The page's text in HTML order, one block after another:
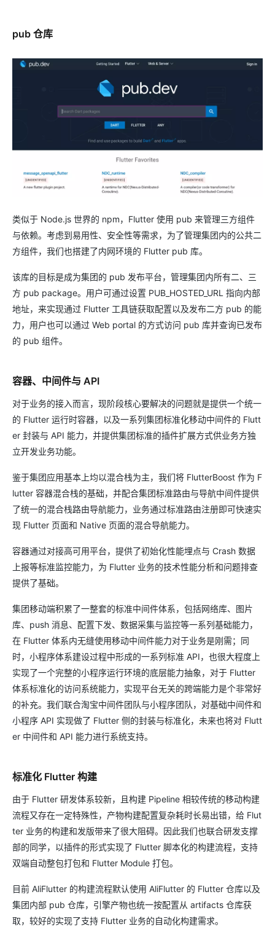
pub 仓库
类似于 Node.js 世界的 npm，Flutter 使用 pub 来管理三方组件
与依赖。考虑到易用性、安全性等需求，为了管理集团内的公共二
方组件，我们也搭建了内网环境的 Flutter pub 库。
该库的目标是成为集团的 pub 发布平台，管理集团内所有二、三
方 pub package。用户可通过设置 PUB_HOSTED_URL 指向内部
地址，来实现通过 Flutter 工具链获取配置以及发布二方 pub 的能
力，用户也可以通过 Web portal 的方式访问 pub 库并查询已发布
的 pub 组件。
容器、中间件与 API
对于业务的接入而言，现阶段核心要解决的问题就是提供一个统一
的 Flutter 运行时容器，以及一系列集团标准化移动中间件的 Flutt
er 封装与 API 能力，并提供集团标准的插件扩展方式供业务方独
立开发业务功能。
鉴于集团应用基本上均以混合栈为主，我们将 FlutterBoost 作为 F
lutter 容器混合栈的基础，并配合集团标准路由与导航中间件提供
了统一的混合栈路由导航能力，业务通过标准路由注册即可快速实
现 Flutter 页面和 Native 页面的混合导航能力。
容器通过对接高可用平台，提供了初始化性能埋点与 Crash 数据
上报等标准监控能力，为 Flutter 业务的技术性能分析和问题排查
提供了基础。
集团移动端积累了一整套的标准中间件体系，包括网络库、图片
库、push 消息、配置下发、数据采集与监控等一系列基础能力，
在 Flutter 体系内无缝使用移动中间件能力对于业务是刚需；同
时，小程序体系建设过程中形成的一系列标准 API，也很大程度上
实现了一个完整的小程序运行环境的底层能力抽象，对于 Flutter
体系标准化的访问系统能力，实现平台无关的跨端能力是个非常好
的补充。我们联合淘宝中间件团队与小程序团队，对基础中间件和
小程序 API 实现做了 Flutter 侧的封装与标准化，未来也将对 Flutt
er 中间件和 API 能力进行系统支持。
标准化 Flutter 构建
由于 Flutter 研发体系较新，且构建 Pipeline 相较传统的移动构建
流程又存在一定特殊性，产物构建配置复杂耗时长易出错，给 Flut
ter 业务的构建和发版带来了很大阻碍。因此我们也联合研发支撑
部的同学，以插件的形式实现了 Flutter 脚本化的构建流程，支持
双端自动整包打包和 Flutter Module 打包。
目前 AliFlutter 的构建流程默认使用 AliFlutter 的 Flutter 仓库以及
集团内部 pub 仓库，引擎产物也统一按配置从 artifacts 仓库获
取，较好的实现了支持 Flutter 业务的自动化构建需求。